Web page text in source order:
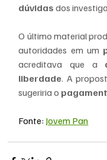
dúvidas dos
O último material
autoridades em um
acreditava que a
liberdade. A
sugeriria o
Fonte: Jovem Pan